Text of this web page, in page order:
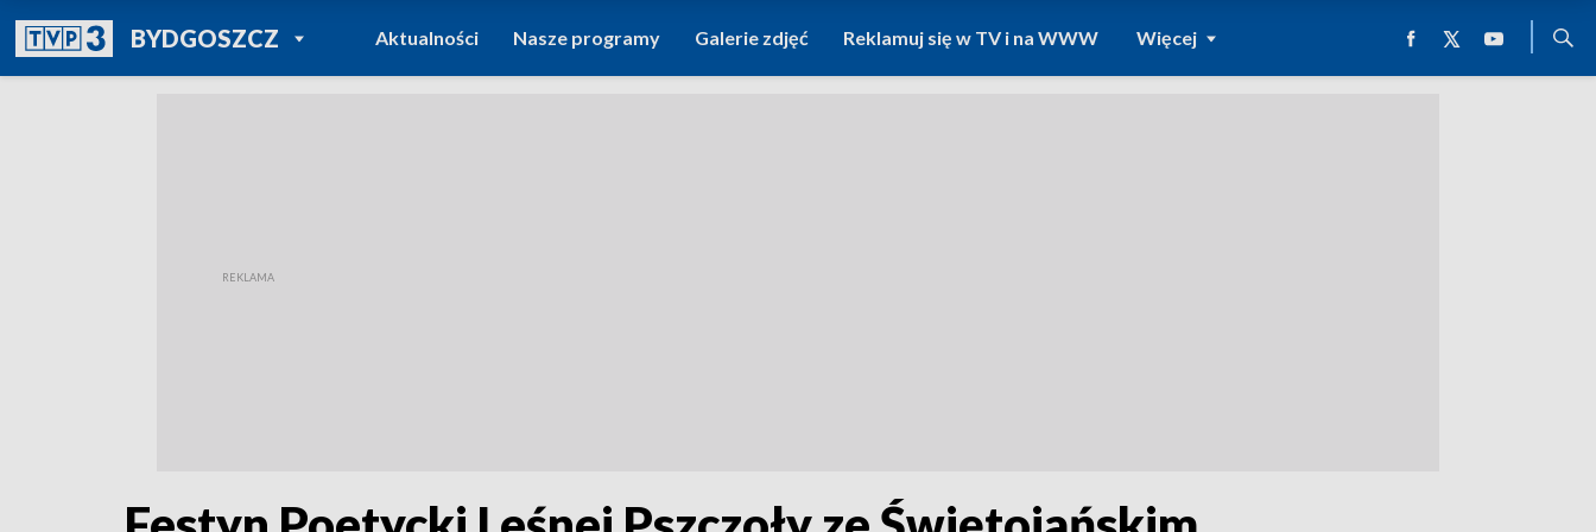
BYDGOSZCZPOWRÓT DO
TVP REGIONY
Aktualności Nasze programy Galerie zdjęć Reklamuj się w TV i na WWW Więcej